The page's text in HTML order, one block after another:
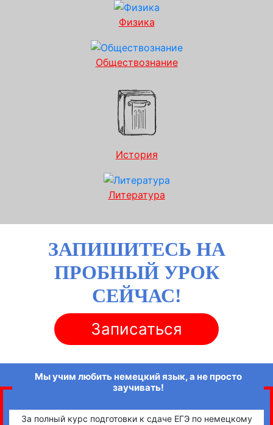
Физика
Обществознание
История
Литература
ЗАПИШИТЕСЬ НА
ПРОБНЫЙ УРОК
СЕЙЧАС!
Записаться
Мы учим любить немецкий язык, а не просто
заучивать!
За полный курс подготовки к сдаче ЕГЭ по немецкому